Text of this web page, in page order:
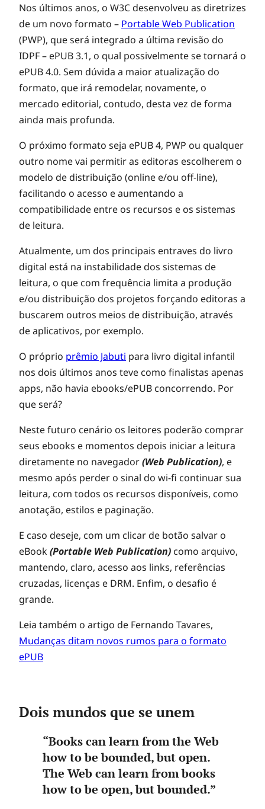
Nos últimos anos, o W3C desenvolveu as diretrizes
de um novo formato – Portable Web Publication
(PWP), que será integrado a última revisão do
IDPF – ePUB 3.1, o qual possivelmente se tornará o
ePUB 4.0. Sem dúvida a maior atualização do
formato, que irá remodelar, novamente, o
mercado editorial, contudo, desta vez de forma
ainda mais profunda.
O próximo formato seja ePUB 4, PWP ou qualquer
outro nome vai permitir as editoras escolherem o
modelo de distribuição (online e/ou off-line),
facilitando o acesso e aumentando a
compatibilidade entre os recursos e os sistemas
de leitura.
Atualmente, um dos principais entraves do livro
digital está na instabilidade dos sistemas de
leitura, o que com frequência limita a produção
e/ou distribuição dos projetos forçando editoras a
buscarem outros meios de distribuição, através
de aplicativos, por exemplo.
O próprio prêmio Jabuti para livro digital infantil
nos dois últimos anos teve como finalistas apenas
apps, não havia ebooks/ePUB concorrendo. Por
que será?
Neste futuro cenário os leitores poderão comprar
seus ebooks e momentos depois iniciar a leitura
diretamente no navegador(Web Publication), e
mesmo após perder o sinal do wi-fi continuar sua
leitura, com todos os recursos disponíveis, como
anotação, estilos e paginação.
E caso deseje, com um clicar de botão salvar o
eBook(Portable Web Publication) como arquivo,
mantendo, claro, acesso aos links, referências
cruzadas, licenças e DRM. Enfim, o desafio é
grande.
Leia também o artigo de Fernando Tavares,
Mudanças ditam novos rumos para o formato
ePUB
Dois mundos que se unem
“Books can learn from the Web
how to be bounded, but open.
The Web can learn from books
how to be open, but bounded.”